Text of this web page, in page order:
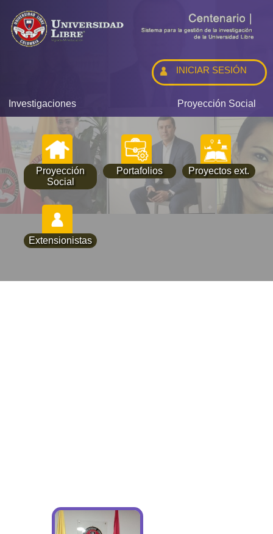
Investigaciones Proyección Social
Proyección
Social
Portafolios Proyectos ext.
Extensionistas
INICIAR SESIÓN